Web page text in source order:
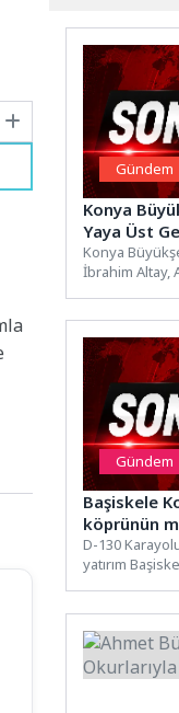
Gündem
Konya
Yaya Üst
Konya
İbrahim Altay,
Gündem
Başiskele
köprünün
D-130
yatırım